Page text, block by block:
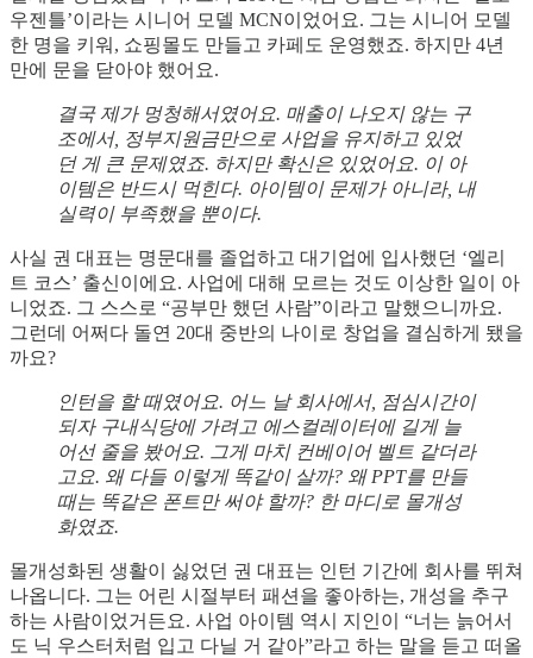
우젠틀’이라는 시니어 모델 MCN이었어요. 그는 시니어 모델
한 명을 키워, 쇼핑몰도 만들고 카페도 운영했죠. 하지만 4년
만에 문을 닫아야 했어요.
결국 제가 멍청해서였어요. 매출이 나오지 않는 구
조에서, 정부지원금만으로 사업을 유지하고 있었
던 게 큰 문제였죠. 하지만 확신은 있었어요. 이 아
이템은 반드시 먹힌다. 아이템이 문제가 아니라, 내
실력이 부족했을 뿐이다.
사실 권 대표는 명문대를 졸업하고 대기업에 입사했던 ‘엘리
트 코스’ 출신이에요. 사업에 대해 모르는 것도 이상한 일이 아
니었죠. 그 스스로 “공부만 했던 사람”이라고 말했으니까요.
그런데 어쩌다 돌연 20대 중반의 나이로 창업을 결심하게 됐을
까요?
인턴을 할 때였어요. 어느 날 회사에서, 점심시간이
되자 구내식당에 가려고 에스컬레이터에 길게 늘
어선 줄을 봤어요. 그게 마치 컨베이어 벨트 같더라
고요. 왜 다들 이렇게 똑같이 살까? 왜 PPT를 만들
때는 똑같은 폰트만 써야 할까? 한 마디로 몰개성
화였죠.
몰개성화된 생활이 싫었던 권 대표는 인턴 기간에 회사를 뛰쳐
나옵니다. 그는 어린 시절부터 패션을 좋아하는, 개성을 추구
하는 사람이었거든요. 사업 아이템 역시 지인이 “너는 늙어서
도 닉 우스터처럼 입고 다닐 거 같아”라고 하는 말을 듣고 떠올